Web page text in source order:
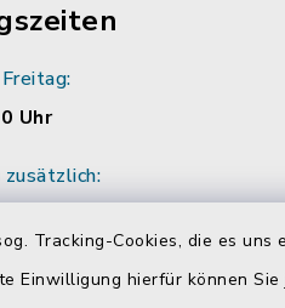
Tracking-Cookies, die es
Einwilligung hierfür können
Uhr
mit den